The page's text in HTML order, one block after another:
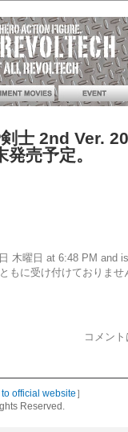
士 2nd Ver.
売予定。
木曜日 at 6:48 PM
もに受け付けておりませ
コメン
to official website ］
Reserved.